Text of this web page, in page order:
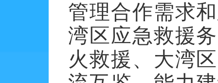
管理合作需求
湾区应急救援
火救援、大湾